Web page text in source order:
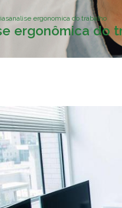
analise ergonomica do trabalho
ergonômica do